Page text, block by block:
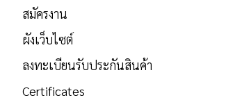
สมัครงาน
ผังเว็บไซต์
ลงทะเบียนรับประกันสินค้า
Certificates